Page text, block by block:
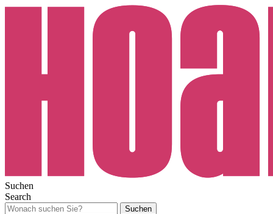
Suchen
Search
Suchen